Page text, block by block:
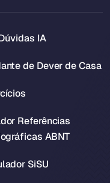
IA
de Dever de Casa
Referências
ABNT
SiSU